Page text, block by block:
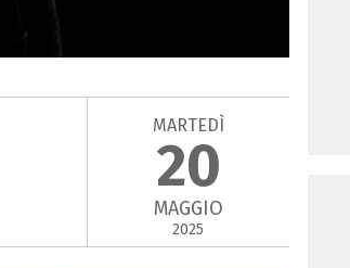
MARTEDÌ
20
MAGGIO
2025